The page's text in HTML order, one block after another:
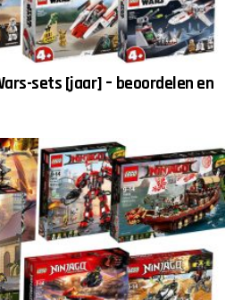
sets [jaar] – beoordelen en